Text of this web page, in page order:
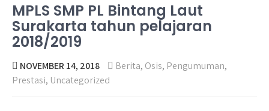
MPLS SMP PL Bintang Laut
Surakarta tahun pelajaran
2018/2019
NOVEMBER 14, 2018 Berita, Osis, Pengumuman,
Prestasi, Uncategorized